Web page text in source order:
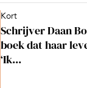
Kort
Schrijver Daan
boek dat haar
‘Ik...